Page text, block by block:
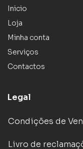
Inicio
Loja
Minha conta
Serviços
Contactos
Legal
Condições de
Livro de